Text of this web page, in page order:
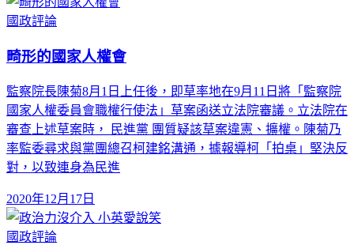
國政評論
畸形的國家人權會
監察院長陳菊8月1日上任後，即草率地在9月11日將「監察院
國家人權委員會職權行使法」草案函送立法院審議。立法院在
審查上述草案時， 民進黨 團質疑該草案違憲、擴權。陳菊乃
率監委尋求與黨團總召柯建銘溝通，據報導柯「拍桌」堅決反
對，以致連身為民進
2020年12月17日
國政評論